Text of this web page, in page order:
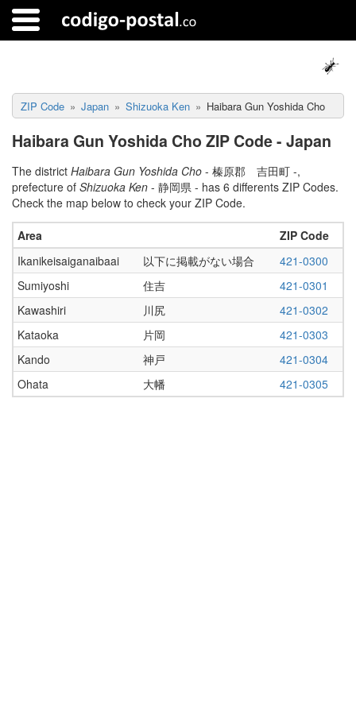
ZIP Code Japan Shizuoka Ken Haibara Gun Yoshida Cho
Haibara Gun Yoshida Cho ZIP Code - Japan
The district Haibara Gun Yoshida Cho - 榛原郡 吉田町 -,
prefecture of Shizuoka Ken - 静岡県 - has 6 differents ZIP Codes.
Check the map below to check your ZIP Code.
Area
ZIP Code
Ikanikeisaiganaibaai
以下に掲載がない場合
421-0300
Sumiyoshi
住吉
421-0301
Kawashiri
川尻
421-0302
Kataoka
片岡
421-0303
Kando
神戸
421-0304
Ohata
大幡 421-0305